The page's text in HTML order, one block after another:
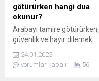
götürürken hangi dua
okunur?
Arabayı tamire götürürken,
güvenlik ve hayır dilemek
olarak bir Fatiha Suresi
okuyarak hayır ve bereket
24.01.2025
yorumlar kapalı
56